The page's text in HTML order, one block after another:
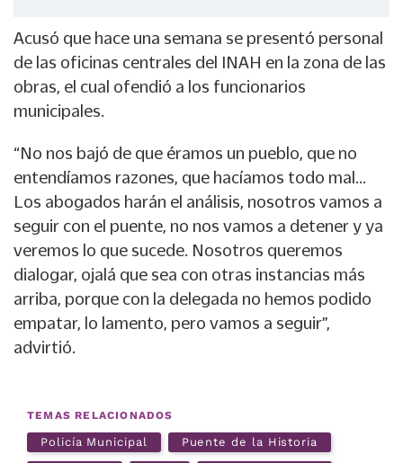
Acusó que hace una semana se presentó personal
de las oficinas centrales del INAH en la zona de las
obras, el cual ofendió a los funcionarios
municipales.
“No nos bajó de que éramos un pueblo, que no
entendíamos razones, que hacíamos todo mal…
Los abogados harán el análisis, nosotros vamos a
seguir con el puente, no nos vamos a detener y ya
veremos lo que sucede. Nosotros queremos
dialogar, ojalá que sea con otras instancias más
arriba, porque con la delegada no hemos podido
empatar, lo lamento, pero vamos a seguir”,
advirtió.
TEMAS RELACIONADOS
Policía Municipal Puente de la Historia